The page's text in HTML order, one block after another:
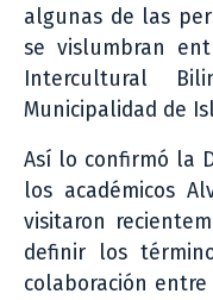
algunas de las
se vislumbran
Intercultural
Municipalidad de
Así lo confirmó la
los académicos
visitaron
definir los
colaboración